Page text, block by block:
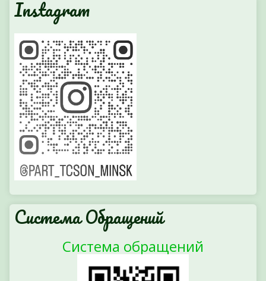
Instagram
Система Обращений
Система обращений